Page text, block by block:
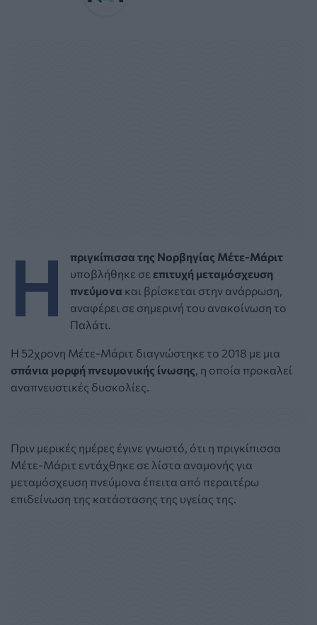
Η
πριγκίπισσα της Νορβηγίας Μέτε-Μάριτ
υποβλήθηκε σε επιτυχή μεταμόσχευση
πνεύμονα και βρίσκεται στην ανάρρωση,
αναφέρει σε σημερινή του ανακοίνωση το
Παλάτι.
Η 52χρονη Μέτε-Μάριτ διαγνώστηκε το 2018 με μια
σπάνια μορφή πνευμονικής ίνωσης , η οποία προκαλεί
αναπνευστικές δυσκολίες.
Πριν μερικές ημέρες έγινε γνωστό, ότι η πριγκίπισσα
Μέτε-Μάριτ εντάχθηκε σε λίστα αναμονής για
μεταμόσχευση πνεύμονα έπειτα από περαιτέρω
επιδείνωση της κατάστασης της υγείας της.